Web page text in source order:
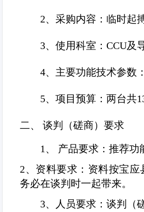
2、 采购内容：临时起
3、 使用科室： CCU及
4、 主要功能技术参数
5、 项目预算：两台共
二、 谈判（磋商）要求
1 、 产品要求：推荐
2、资料要求：资料按宝应
务必在谈判时一起带来。
3、人员要求：谈判（